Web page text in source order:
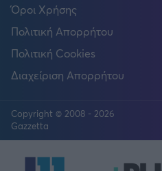
Όροι Χρήσης
Πολιτική Απορρήτου
Πολιτική Cookies
Διαχείριση Απορρήτου
Copyright © 2008 - 2026
Gazzetta